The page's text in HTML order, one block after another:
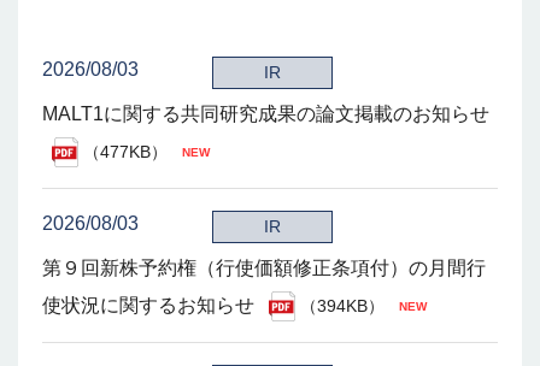
2026/08/03 IR
MALT1に関する共同研究成果の論文掲載のお知らせ
（477KB）
2026/08/03 IR
第９回新株予約権（行使価額修正条項付）の月間行
使状況に関するお知らせ
（394KB）